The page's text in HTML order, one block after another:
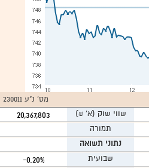
מס' נ"ע 230011
שווי שוק (א` ₪) 20,367,803
תמורה
נתוני תשואה
שבועית -0.20%